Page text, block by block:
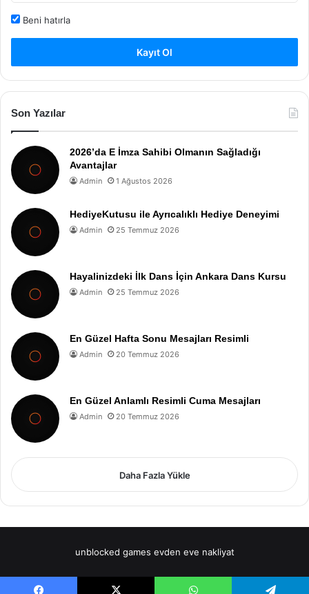
Beni hatırla
Kayıt Ol
Son Yazılar
2026’da E İmza Sahibi Olmanın Sağladığı
Avantajlar
Admin 1 Ağustos 2026
HediyeKutusu ile Ayrıcalıklı Hediye Deneyimi
Admin 25 Temmuz 2026
Hayalinizdeki İlk Dans İçin Ankara Dans Kursu
Admin 25 Temmuz 2026
En Güzel Hafta Sonu Mesajları Resimli
Admin 20 Temmuz 2026
En Güzel Anlamlı Resimli Cuma Mesajları
Admin 20 Temmuz 2026
Daha Fazla Yükle
unblocked games evden eve nakliyat